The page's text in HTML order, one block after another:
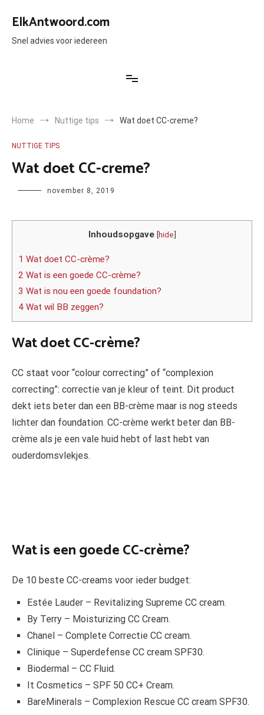
naar
inhoud
ElkAntwoord.com
Snel advies voor iedereen
Home Nuttige tips Wat doet CC-creme?
NUTTIGE TIPS
Wat doet CC-creme?
Author november 8, 2019
Inhoudsopgave [hide]
1 Wat doet CC-crème?
2 Wat is een goede CC-crème?
3 Wat is nou een goede foundation?
4 Wat wil BB zeggen?
Wat doet CC-crème?
CC staat voor “colour correcting” of “complexion
correcting”: correctie van je kleur of teint. Dit product
dekt iets beter dan een BB-crème maar is nog steeds
lichter dan foundation. CC-crème werkt beter dan BB-
crème als je een vale huid hebt of last hebt van
ouderdomsvlekjes.
Wat is een goede CC-crème?
De 10 beste CC-creams voor ieder budget:
Estée Lauder – Revitalizing Supreme CC cream.
By Terry – Moisturizing CC Cream.
Chanel – Complete Correctie CC cream.
Clinique – Superdefense CC cream SPF30.
Biodermal – CC Fluid.
It Cosmetics – SPF 50 CC+ Cream.
BareMinerals – Complexion Rescue CC cream SPF30.